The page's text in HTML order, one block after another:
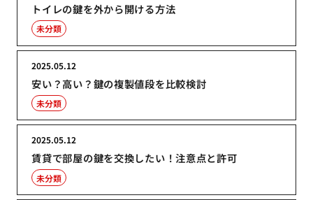
トイレの鍵を外から開ける方法
未分類
安い？高い？鍵の複製値段を比較検討
2025.05.12
未分類
賃貸で部屋の鍵を交換したい！注意点と許可
2025.05.12
未分類